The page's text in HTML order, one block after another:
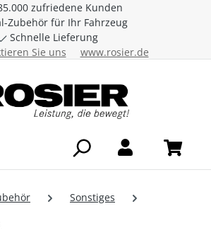
zufriedene Kunden
Zubehör für Ihr Fahrzeug
Schnelle Lieferung
Sie uns
www.rosier.de
Sonstiges